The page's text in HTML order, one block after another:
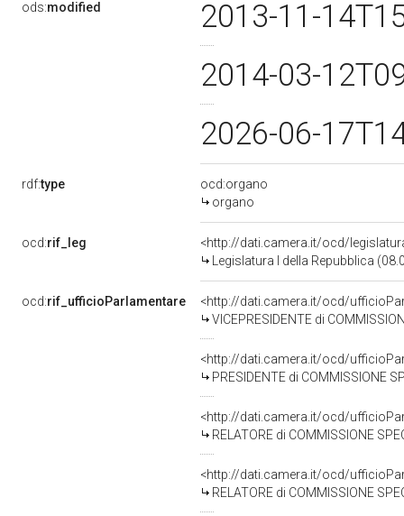
ods:modified
2013-11-
2014-03-
2026-06-
rdf:type
ocd:organo
organo
ocd:rif_leg
<http://dati.camera.it/ocd/
Legislatura I della Repubblica
ocd:rif_ufficioParlamentare
<http://dati.camera.it/ocd/
VICEPRESIDENTE di COMMISSIONE SPECIALE PER
<http://dati.camera.it/ocd/
PRESIDENTE di COMMISSIONE SPECIALE PER
<http://dati.camera.it/ocd/
RELATORE di COMMISSIONE SPECIALE PER L'ESAME
<http://dati.camera.it/ocd/
RELATORE di COMMISSIONE SPECIALE PER L'ESAME